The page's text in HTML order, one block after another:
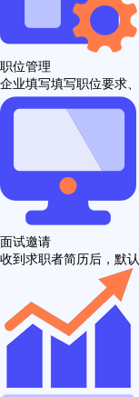
职位管理
企业填写填写职位要求
面试邀请
收到求职者简历后，默